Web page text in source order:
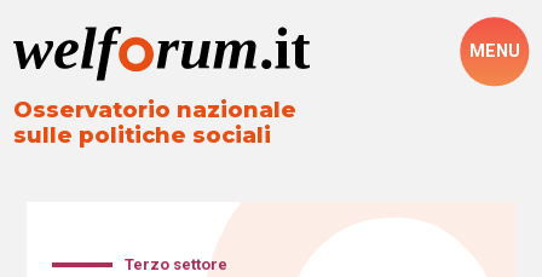
Osservatorio nazionale
sulle politiche sociali
MENU
Terzo settore